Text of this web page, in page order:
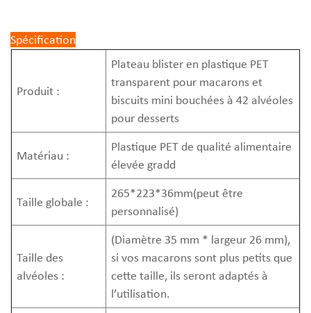
Spécification
Produit :
Plateau blister en plastique PET
transparent pour macarons et
biscuits mini bouchées à 42 alvéoles
pour desserts
Matériau :
Plastique PET de qualité alimentaire
élevée gradd
Taille globale :
265*223*36mm(peut être
personnalisé)
Taille des
alvéoles :
(Diamètre 35 mm * largeur 26 mm),
si vos macarons sont plus petits que
cette taille, ils seront adaptés à
l’utilisation.